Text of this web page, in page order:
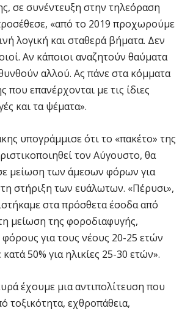
σε συνέντευξη στην τηλεόραση
«από το 2019 προχωρούμε
λογική και σταθερά βήματα. Δεν
Αν κάποιοι αναζητούν θαύματα
αλλού. Ας πάνε στα κόμματα
που επανέρχονται με τις ίδιες
και τα ψέματα».
υπογράμμισε ότι το «πακέτο» της
τον Αύγουστο, θα
μείωση των άμεσων φόρων για
στήριξη των ευάλωτων. «Πέρυσι»,
στα πρόσθετα έσοδα από
μείωση της φοροδιαφυγής,
για τους νέους 20-25 ετών
50% για ηλικίες 25-30 ετών».
έχουμε μια αντιπολίτευση που
τοξικότητα, εχθροπάθεια,